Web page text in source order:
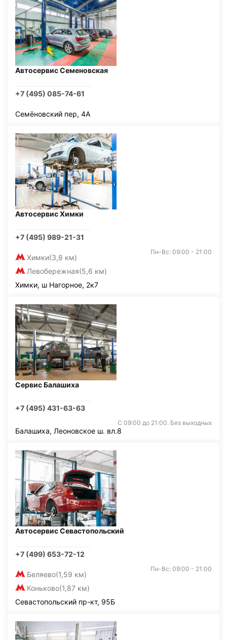
Автосервис Семеновская
+7 (495) 085-74-61
Семёновский пер, 4А
Автосервис Химки
+7 (495) 989-21-31
Химки(3,8 км)
Левобережная(5,6 км)
Пн-Вс: 09:00 - 21:00
Химки, ш Нагорное, 2к7
Сервис Балашиха
+7 (495) 431-63-63
С 09:00 до 21:00. Без выходных
Балашиха, Леоновское ш. вл.8
Автосервис Севастопольский
+7 (499) 653-72-12
Беляево(1,59 км)
Коньково(1,87 км)
Пн-Вс: 09:00 - 21:00
Севастопольский пр-кт, 95Б